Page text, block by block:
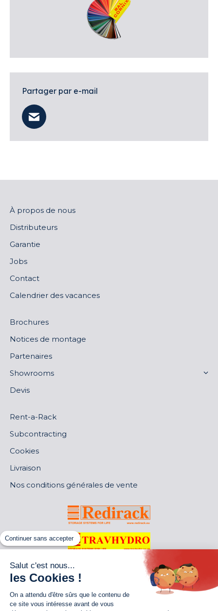
Partager par e-mail
À propos de nous
Distributeurs
Garantie
Jobs
Contact
Calendrier des vacances
Brochures
Notices de montage
Partenaires
Showrooms
Devis
Rent-a-Rack
Subcontracting
Cookies
Livraison
Nos conditions générales de vente
Continuer sans accepter
Salut c'est nous...
les Cookies !
On a attendu d'être sûrs que le contenu de
ce site vous intéresse avant de vous